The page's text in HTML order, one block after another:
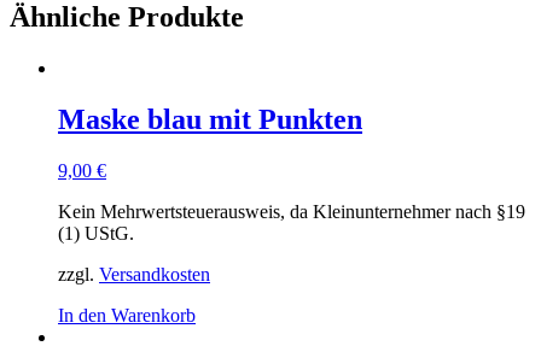
Ähnliche Produkte
Maske blau mit Punkten
9,00 €
Kein Mehrwertsteuerausweis, da Kleinunternehmer nach §19
(1) UStG.
zzgl. Versandkosten
In den Warenkorb